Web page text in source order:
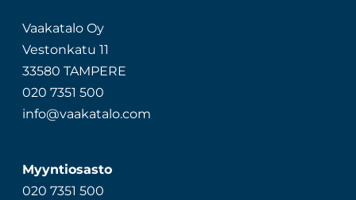
Vaakatalo Oy
Vestonkatu 11
33580 TAMPERE
020 7351 500
info@vaakatalo.com
Myyntiosasto
020 7351 500